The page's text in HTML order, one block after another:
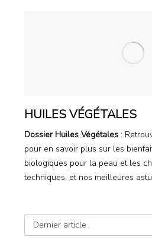
HUILES VÉGÉTALES
Dossier Huiles Végétales:
pour en savoir plus sur les
biologiques pour la peau et les
techniques, et nos meilleures